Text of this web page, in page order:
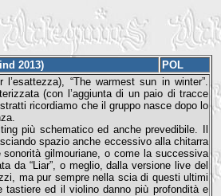
2013)
POL
“The warmest sun in winter”.
(con l’aggiunta di un paio di tracce
ricordiamo che il gruppo nasce dopo lo
più schematico ed anche prevedibile. Il
spazio anche eccessivo alla chitarra
sonorità gilmouriane, o come la successiva
da “Liar”, o meglio, dalla versione live del
ma pur sempre nella scia di questi ultimi
ed il violino danno più profondità e